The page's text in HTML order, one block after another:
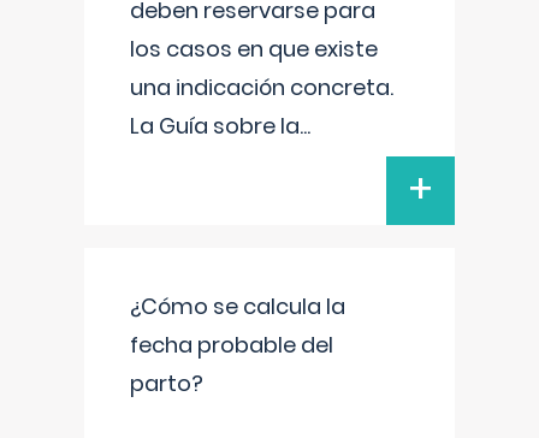
deben reservarse para
los casos en que existe
una indicación concreta.
La Guía sobre la...
+
¿Cómo se calcula la
fecha probable del
parto?